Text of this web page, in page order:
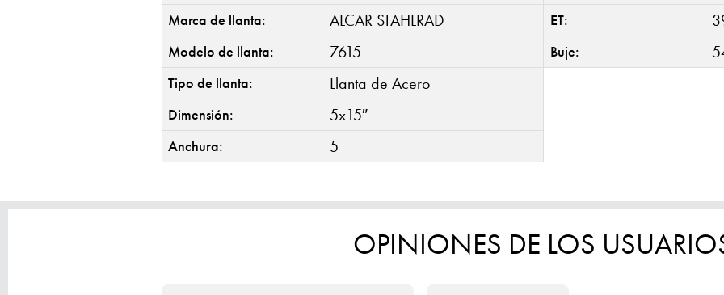
Marca de llanta: ALCAR STAHLRAD
Modelo de llanta: 7615
Tipo de llanta: Llanta de Acero
Dimensión: 5x15″
Anchura: 5
ET:
Buje:
OPINIONES DE LOS